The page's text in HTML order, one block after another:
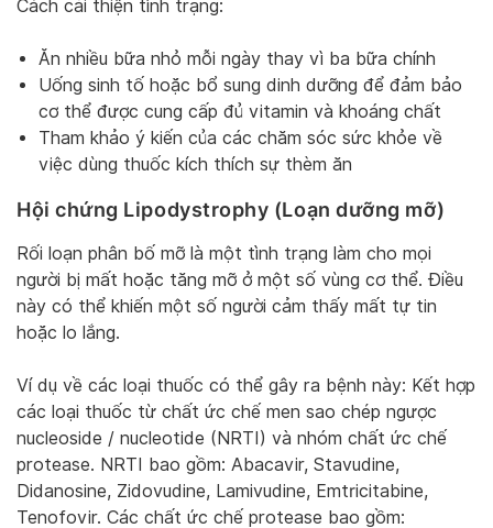
Cách cải thiện tình trạng:
Ăn nhiều bữa nhỏ mỗi ngày thay vì ba bữa chính
Uống sinh tố hoặc bổ sung dinh dưỡng để đảm bảo
cơ thể được cung cấp đủ vitamin và khoáng chất
Tham khảo ý kiến của các chăm sóc sức khỏe về
việc dùng thuốc kích thích sự thèm ăn
Hội chứng Lipodystrophy (Loạn dưỡng mỡ)
Rối loạn phân bố mỡ là một tình trạng làm cho mọi
người bị mất hoặc tăng mỡ ở một số vùng cơ thể. Điều
này có thể khiến một số người cảm thấy mất tự tin
hoặc lo lắng.
Ví dụ về các loại thuốc có thể gây ra bệnh này: Kết hợp
các loại thuốc từ chất ức chế men sao chép ngược
nucleoside / nucleotide (NRTI) và nhóm chất ức chế
protease. NRTI bao gồm: Abacavir, Stavudine,
Didanosine, Zidovudine, Lamivudine, Emtricitabine,
Tenofovir. Các chất ức chế protease bao gồm: